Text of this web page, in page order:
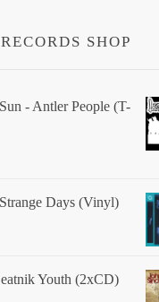
SHOP
- Antler People (T-
Days (Vinyl)
Youth (2xCD)